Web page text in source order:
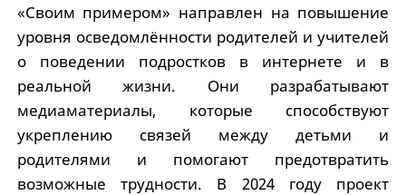
«Своим примером» направлен на повышение
уровня осведомлённости родителей и учителей
о поведении подростков в интернете и в
реальной жизни. Они разрабатывают
медиаматериалы, которые способствуют
укреплению связей между детьми и
родителями и помогают предотвратить
возможные трудности. В 2024 году проект